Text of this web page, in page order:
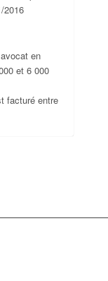
2016
en
et 6 000
facturé entre